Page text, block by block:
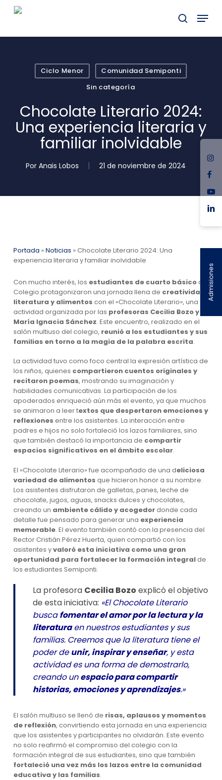
buscar
Menu
Ciclo Menor
Comunidad Semiponti
Sin categoría
Chocolate Literario 2024:
Una experiencia literaria y
familiar inolvidable
Por Anais Lobos 21 de noviembre de 2024
Portada » Noticias » Chocolate Literario 2024: Una
experiencia literaria y familiar inolvidable
Con mucho interés, los estudiantes de cuarto básicodel
Colegio protagonizaron una jornada llena de creatividad,
literatura y alimentos con el «Chocolate Literario», una
actividad organizada por las profesoras Cecilia Bozo y
María Ignacia Sánchez. Este encuentro, realizado en el
salón multiuso del colegio, reunió a los estudiantes y sus
familias en torno a la magia de la palabra escrita.
La actividad tuvo como foco central la expresión artística de
los niños, quienes compartieron cuentos originales y
recitaron poemas, mostrando su imaginación y
habilidades comunicativas. La participación de los
apoderados enriqueció aún más el evento, ya que muchos
se animaron a leer textos que despertaron emociones y
reflexiones entre los asistentes. La interacción entre
padres e hijos no solo fortaleció los lazos familiares, sino
que también destacó la importancia de compartir
espacios significativos en el ámbito escolar.
El «Chocolate Literario» fue acompañado de una deliciosa
variedad de alimentos que hicieron honor a su nombre.
Los asistentes disfrutaron de galletas, panes, leche de
chocolate, jugos, aguas, snacks dulces y chocolates,
creando un ambiente cálido y acogedordonde cada
detalle fue pensado para generar una experiencia
memorable. El evento también contó con la presencia del
Rector Cristián Pérez Huerta, quien compartió con los
asistentes yvaloró esta iniciativa como una gran
oportunidad para fortalecer la formación integralde
los estudiantes Semiponti.
La profesora Cecilia Bozo explicó el objetivo
de esta iniciativa: «El Chocolate Literario
buscafomentar el amor por la lectura y la
literaturaen nuestros estudiantes y sus
familias. Creemos que la literatura tiene el
poder deunir, inspirar y enseñar, y esta
actividad es una forma de demostrarlo,
creando unespacio para compartir
historias, emociones y aprendizajes.»
El salón multiuso se llenó de risas, aplausos y momentos
de reflexión, convirtiendo esta jornada en una experiencia
que los asistentes y participantes no olvidarán. Este evento
no solo reafirmó el compromiso del colegio con la
formación integral de sus estudiantes, sino que también
fortaleció una vez más los lazos entre la comunidad
educativa y las familias.
Admisiones
Menu